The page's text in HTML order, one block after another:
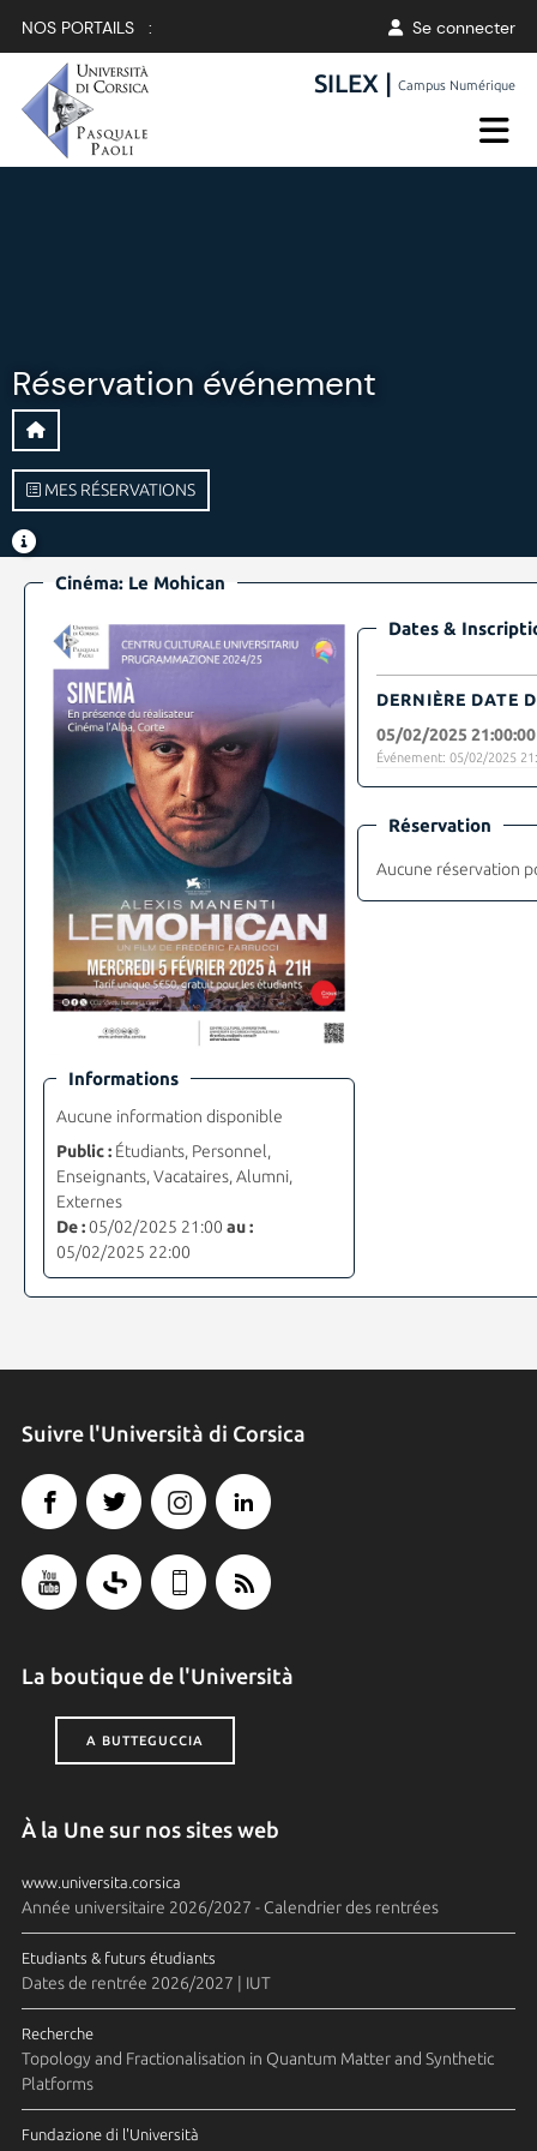
NOS PORTAILS : Se connecter
SILEX |Campus Numérique
Réservation événement
MES RÉSERVATIONS
Cinéma: Le Mohican
Informations
Aucune information disponible
Public :Étudiants, Personnel,
Enseignants, Vacataires, Alumni,
Externes
De :05/02/2025 21:00 au :
05/02/2025 22:00
Dates &
DERNIÈRE DATE
05/02/2025 21:00:00
Événement: 05/02/2025
Réservation
Aucune réservation
Suivre l'Università di Corsica
La boutique de l'Università
A BUTTEGUCCIA
À la Une sur nos sites web
www.universita.corsica
Année universitaire 2026/2027 - Calendrier des rentrées
Etudiants & futurs étudiants
Dates de rentrée 2026/2027 | IUT
Recherche
Topology and Fractionalisation in Quantum Matter and Synthetic
Platforms
Fundazione di l'Università